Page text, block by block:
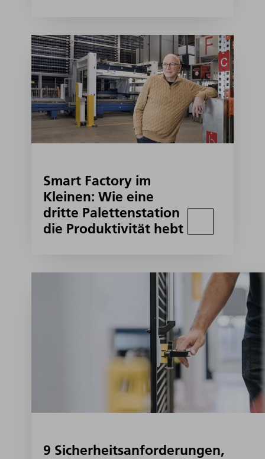
Smart Factory im
Kleinen: Wie eine
dritte Palettenstation
die Produktivität hebt
9 Sicherheitsanforderungen,